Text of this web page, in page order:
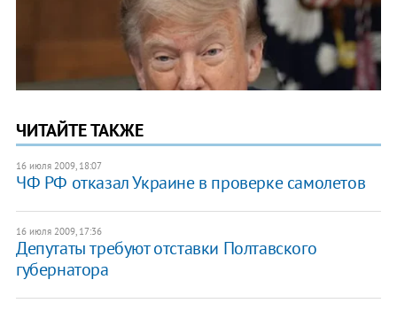
ЧИТАЙТЕ ТАКЖЕ
16 июля 2009, 18:07
ЧФ РФ отказал Украине в проверке самолетов
16 июля 2009, 17:36
Депутаты требуют отставки Полтавского
губернатора